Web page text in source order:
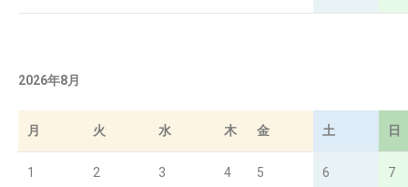
2026年8月
月 火 水 木 金 土 日
1
2
3
4
5
6
7